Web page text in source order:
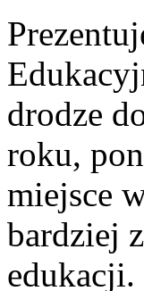
drodze
roku,
miejsce
bardziej
edukacji.